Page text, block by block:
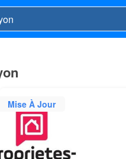
Mise À Jour